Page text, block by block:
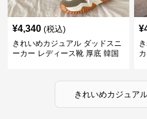
¥4,340 (税込)
きれいめカジュアル ダッドスニ
ーカー レディース靴 厚底 韓国
¥
きれいめカジュア